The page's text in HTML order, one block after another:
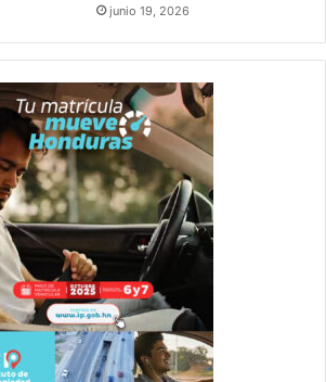
junio 19, 2026